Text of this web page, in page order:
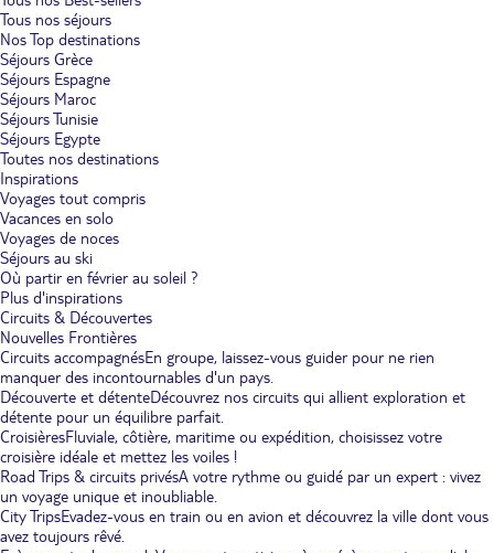
Tous nos séjours
Nos Top destinations
Séjours Grèce
Séjours Espagne
Séjours Maroc
Séjours Tunisie
Séjours Egypte
Toutes nos destinations
Inspirations
Voyages tout compris
Vacances en solo
Voyages de noces
Séjours au ski
Où partir en février au soleil ?
Plus d'inspirations
Circuits & Découvertes
Nouvelles Frontières
Circuits accompagnésEn groupe, laissez-vous guider pour ne rien
manquer des incontournables d'un pays.
Découverte et détenteDécouvrez nos circuits qui allient exploration et
détente pour un équilibre parfait.
CroisièresFluviale, côtière, maritime ou expédition, choisissez votre
croisière idéale et mettez les voiles !
Road Trips & circuits privésA votre rythme ou guidé par un expert : vivez
un voyage unique et inoubliable.
City TripsEvadez-vous en train ou en avion et découvrez la ville dont vous
avez toujours rêvé.